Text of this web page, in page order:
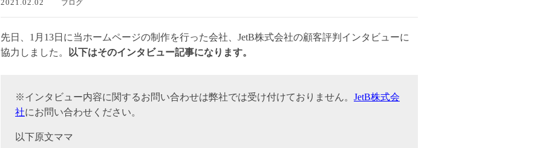
2021.02.02 ブログ
先日、1月13日に当ホームページの制作を行った会社、JetB株式会社の顧客評判インタビューに
協力しました。
以下はそのインタビュー記事になります。
※インタビュー内容に関するお問い合わせは弊社では受け付けておりません。 JetB株式会
社にお問い合わせください。
以下原文ママ